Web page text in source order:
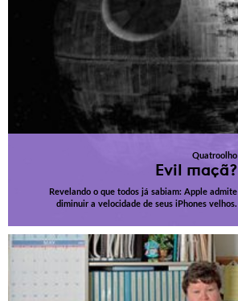
Quatroolho
Evil maçã?
Revelando o que todos já sabiam: Apple admite
diminuir a velocidade de seus iPhones velhos.